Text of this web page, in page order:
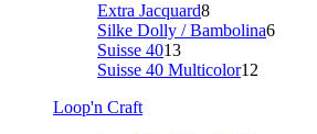
Extra Jacquard8
Silke Dolly / Bambolina6
Suisse 4013
Suisse 40 Multicolor12
Loop'n Craft